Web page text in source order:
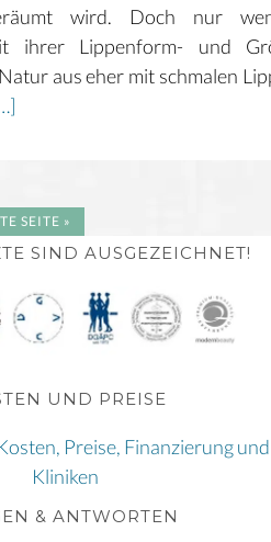
wird. Doch nur
ihrer Lippenform- und
aus eher mit schmalen
SEITE »
SIND AUSGEZEICHNET!
UND PREISE
Preise, Finanzierung und
Kliniken
& ANTWORTEN